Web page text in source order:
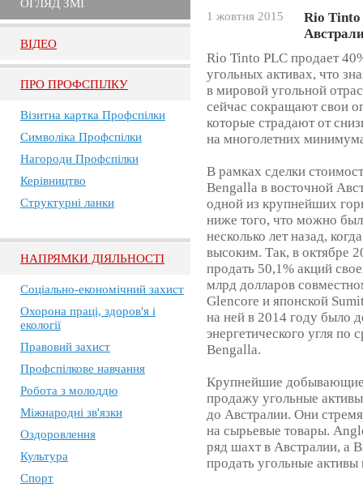
ОГЛЯД ЗМI
ВIДЕО
ПРО ПРОФСПIЛКУ
Візитна картка Профспілки
Символіка Профспілки
Нагороди Профспілки
Керівництво
Структурні ланки
НАПРЯМКИ ДІЯЛЬНОСТІ
Соціально-економічний захист
Охорона праці, здоров'я і
екології
Правовий захист
Профспілкове навчання
Робота з молоддю
Міжнародні зв'язки
Оздоровлення
Культура
Спорт
1 жовтня 2015
Rio Tinto
Rio Tinto PLC продает
угольных активах, что
в мировой угольной
сейчас сокращают свои
которые страдают от
на многолетних
В рамках сделки
Bengalla в восточной
одной из крупнейших
ниже того, что можно
несколько лет назад,
высоким. Так, в октябре
продать 50,1% акций
млрд долларов
Glencore и японской
на ней в 2014 году было
энергетического угля
Bengalla.
Крупнейшие
продажу угольные
до Австралии. Они
на сырьевые товары.
ряд шахт в Австралии, а
продать угольные